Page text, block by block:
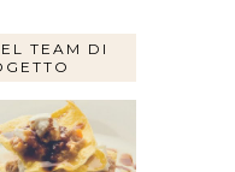
TEAM DI